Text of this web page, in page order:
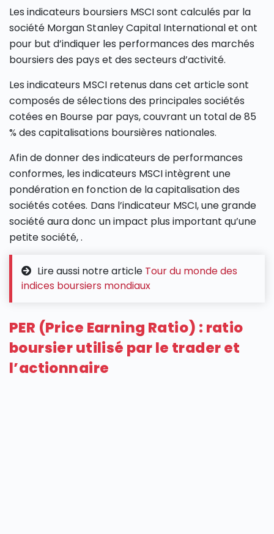
Les indicateurs boursiers MSCI sont calculés par la
société Morgan Stanley Capital International et ont
pour but d’indiquer les performances des marchés
boursiers des pays et des secteurs d’activité.
Les indicateurs MSCI retenus dans cet article sont
composés de sélections des principales sociétés
cotées en Bourse par pays, couvrant un total de 85
% des capitalisations boursières nationales.
Afin de donner des indicateurs de performances
conformes, les indicateurs MSCI intègrent une
pondération en fonction de la capitalisation des
sociétés cotées. Dans l’indicateur MSCI, une grande
société aura donc un impact plus important qu’une
petite société, .
Lire aussi notre article Tour du monde des
indices boursiers mondiaux
PER (Price Earning Ratio) : ratio
boursier utilisé par le trader et
l’actionnaire